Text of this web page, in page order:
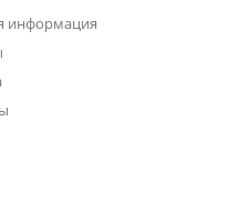
информация